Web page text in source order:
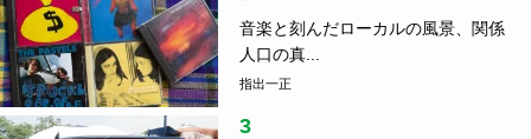
音楽と刻んだローカルの風景、関係
人口の真...
指出一正
3